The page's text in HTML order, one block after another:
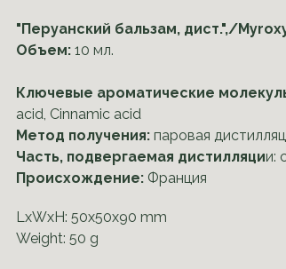
"Перуанский бальзам, дист.",/
Объем: 10 мл.
Ключевые ароматические
acid, Cinnamic acid
Метод получения: паровая
Часть, подвергаемая дистилляции:
Происхождение: Франция
LxWxH: 50x50x90 mm
Weight: 50 g